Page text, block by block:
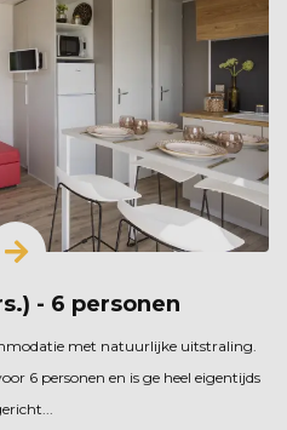
- 6 personen
met natuurlijke uitstraling.
6 personen en is ge heel eigentijds